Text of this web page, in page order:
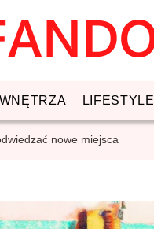
WNĘTRZA LIFESTYLE
nowe miejsca